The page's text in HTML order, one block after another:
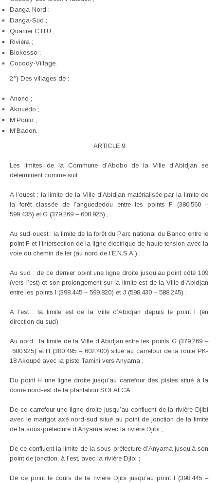
Danga-Nord ;
Danga-Sud ;
Quartier C.H.U ;
Riviéra ;
Blokosso ;
Cocody-Village.
2°) Des villages de :
Anono ;
Akouédo ;
M’Pouto ;
M’Badon.
ARTICLE 9
Les limites de la Commune d’Abobo de la Ville d’Abidjan se
déterminent comme suit :
A l’ouest : la limite de la Ville d’Abidjan matérialisée par la limite de
la forêt classée de l’anguededou entre les points F (380.560 –
599.435) et G (379.269 – 600.925) ;
Au sud-ouest : la limite de la forêt du Parc national du Banco entre le
point F et l’intersection de la ligne électrique de haute tension avec la
voie du chemin de fer (au nord de l’E.N.S.A.) ;
Au sud : de ce dernier point une ligne droite jusqu’au point côté 109
(vers l’est) et son prolongement sur la limite est de la Ville d’Abidjan
entre les points I (398.445 – 599.820) et J (598.430 – 588.245) ;
A l’est : la limite est de la Ville d’Abidjan depuis le point I (en
direction du sud) ;
Au nord : la limite de la Ville d’Abidjan entre les points G (379.269 –
600.925) et H (380.495 – 602.400) situé au carrefour de la route PK-
18 Akoupé avec la piste Tamini vers Anyama ;
Du point H une ligne droite jusqu’au carrefour des pistes situé à la
corne nord-est de la plantation SOFALCA ;
De ce carrefour une ligne droite jusqu’au confluent de la rivière Djibi
avec le marigot axé nord-sud situé au point de jonction de la limite
de la sous-préfecture d’Anyama avec la rivière Djibi ;
De ce confluent la limite de la sous-préfecture d’Anyama jusqu’à son
point de jonction, à l’est, avec la rivière Djibi ;
De ce point le cours de la rivière Djibi jusqu’au point I (398.445 –